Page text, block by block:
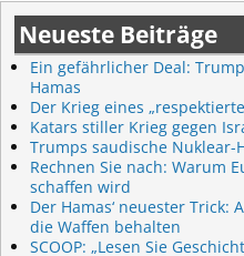
Neueste Beiträge
Ein gefährlicher Deal:
Hamas
Der Krieg eines
Katars stiller Krieg gegen
Trumps saudische Nuklear-
Rechnen Sie nach: Warum
schaffen wird
Der Hamas‘ neuester Trick:
die Waffen behalten
SCOOP: „Lesen Sie